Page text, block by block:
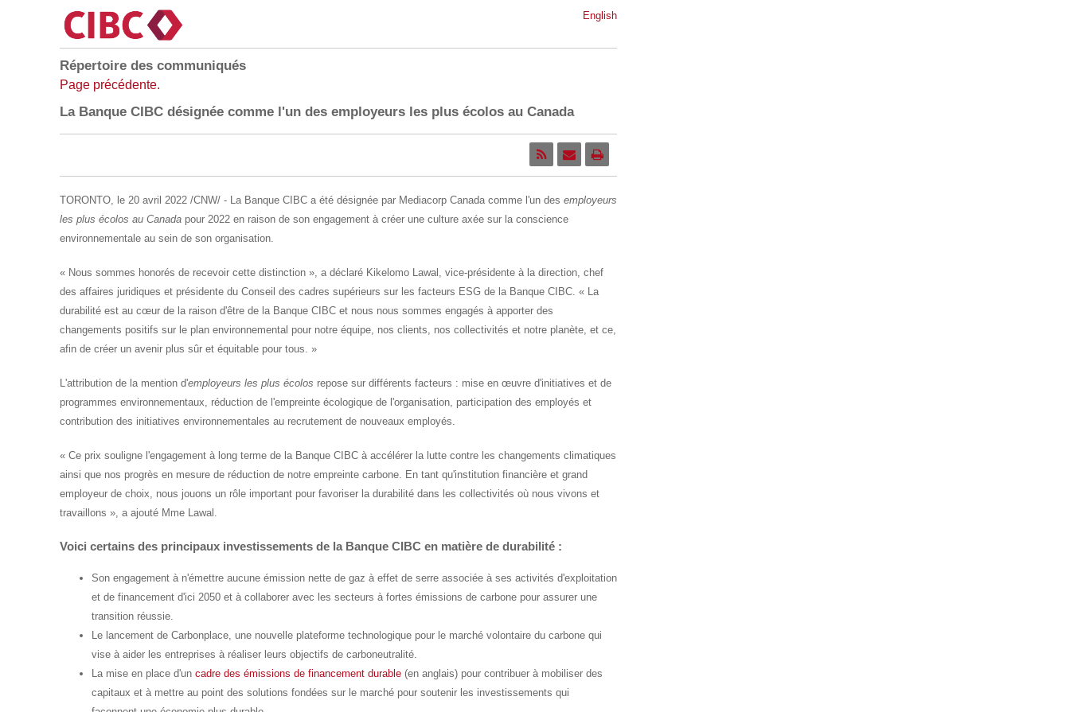
English
Répertoire des communiqués
Page précédente.
La Banque CIBC désignée comme l'un des employeurs les plus écolos au Canada
TORONTO, le 20 avril 2022 /CNW/ - La Banque CIBC a été désignée par Mediacorp Canada comme l'un desemployeurs
les plus écolos auCanada pour 2022 en raison de son engagement à créer une culture axée sur la conscience
environnementale au sein de son organisation.
« Nous sommes honorés de recevoir cette distinction », a déclaré Kikelomo Lawal, vice-présidente à la direction, chef
des affaires juridiques et présidente du Conseil des cadres supérieurs sur les facteurs ESG de la Banque CIBC. « La
durabilité est au cœur de la raison d'être de la Banque CIBC et nous nous sommes engagés à apporter des
changements positifs sur le plan environnemental pour notre équipe, nos clients, nos collectivités et notre planète, et ce,
afin de créer un avenir plus sûr et équitable pour tous. »
L'attribution de la mention d'employeurs les plus écolos repose sur différents facteurs : mise en œuvre d'initiatives et de
programmes environnementaux, réduction de l'empreinte écologique de l'organisation, participation des employés et
contribution des initiatives environnementales au recrutement de nouveaux employés.
« Ce prix souligne l'engagement à long terme de la Banque CIBC à accélérer la lutte contre les changements climatiques
ainsi que nos progrès en mesure de réduction de notre empreinte carbone. En tant qu'institution financière et grand
employeur de choix, nous jouons un rôle important pour favoriser la durabilité dans les collectivités où nous vivons et
travaillons », a ajouté Mme Lawal.
Voici certains des principaux investissements de la Banque CIBC en matière de durabilité :
Son engagement à n'émettre aucune émission nette de gaz à effet de serre associée à ses activités d'exploitation
et de financement d'ici 2050 et à collaborer avec les secteurs à fortes émissions de carbone pour assurer une
transition réussie.
Le lancement de Carbonplace, une nouvelle plateforme technologique pour le marché volontaire du carbone qui
vise à aider les entreprises à réaliser leurs objectifs de carboneutralité.
La mise en place d'uncadre des émissions de financement durable (en anglais) pour contribuer à mobiliser des
capitaux et à mettre au point des solutions fondées sur le marché pour soutenir les investissements qui